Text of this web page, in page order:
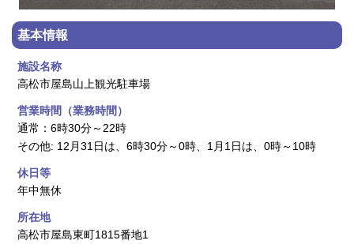
基本情報
施設名称
高松市屋島山上観光駐車場
営業時間（業務時間）
通常：6時30分～22時
その他: 12月31日は、6時30分～0時、1月1日は、0時～10時
休日等
年中無休
所在地
高松市屋島東町1815番地1